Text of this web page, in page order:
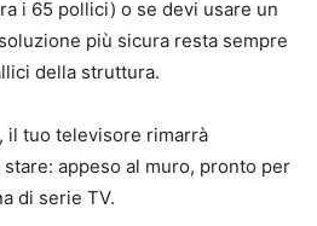
i 65 pollici) o se devi usare un
più sicura resta sempre
della struttura.
il tuo televisore rimarrà
appeso al muro, pronto per
di serie TV.